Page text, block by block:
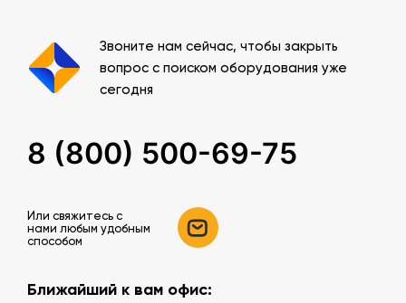
Звоните нам сейчас, чтобы закрыть
вопрос с поиском оборудования уже
сегодня
8 (800) 500-69-75
Или свяжитесь c
нами любым удобным
способом
Ближайший к вам офис: